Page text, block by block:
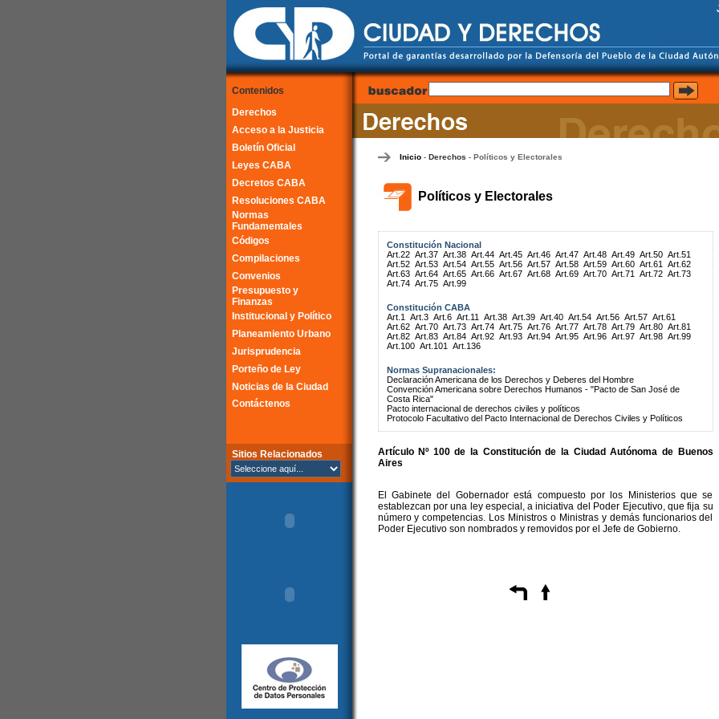
Contenidos
Derechos
Acceso a la Justicia
Boletín Oficial
Leyes CABA
Decretos CABA
Resoluciones CABA
Normas
Fundamentales
Códigos
Compilaciones
Convenios
Presupuesto y
Finanzas
Institucional y Político
Planeamiento Urbano
Jurisprudencia
Porteño de Ley
Noticias de la Ciudad
Contáctenos
Sitios Relacionados
Inicio- Derechos - Políticos y Electorales
Políticos y Electorales
Constitución Nacional
Art.22 Art.37 Art.38 Art.44 Art.45 Art.46 Art.47 Art.48 Art.49 Art.50 Art.51
Art.52 Art.53 Art.54 Art.55 Art.56 Art.57 Art.58 Art.59 Art.60 Art.61
Art.62
Art.63 Art.64 Art.65 Art.66 Art.67 Art.68 Art.69 Art.70 Art.71 Art.72 Art.73
Art.74 Art.75 Art.99
Constitución CABA
Art.1
Art.3 Art.6 Art.11 Art.38 Art.39 Art.40 Art.54 Art.56 Art.57 Art.61
Art.62 Art.70 Art.73 Art.74 Art.75 Art.76 Art.77 Art.78 Art.79 Art.80 Art.81
Art.82 Art.83 Art.84 Art.92 Art.93 Art.94 Art.95 Art.96 Art.97 Art.98 Art.99
Art.100 Art.101 Art.136
Normas Supranacionales:
Declaración Americana de los Derechos y Deberes del Hombre
Convención Americana sobre Derechos Humanos - "Pacto de San José de
Costa Rica"
Pacto internacional de derechos civiles y políticos
Protocolo Facultativo del Pacto Internacional de Derechos Civiles y Políticos
Artículo Nº 100 de la Constituciónde la Ciudad Autónoma de Buenos
Aires
El Gabinete del Gobernador está compuesto por los Ministerios que se
establezcan por una ley especial, a iniciativa del Poder Ejecutivo, que fija su
número y competencias. Los Ministros o Ministras y demás funcionarios del
Poder Ejecutivo son nombrados y removidos por el Jefe de Gobierno.